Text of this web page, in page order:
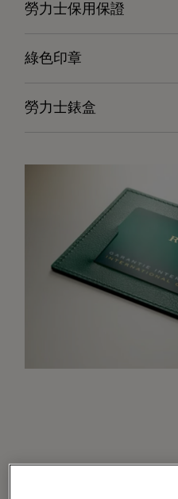
勞力士保用保證
綠色印章
勞力士錶盒